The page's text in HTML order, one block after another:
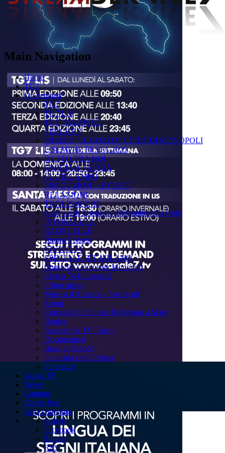
Main Navigation
Home
TG7
On demand
TG7
TG7 LIS
TG7 TARANTO
PERCHÉ ?
PREMIO "IL GOZZO" CITTÀ DI MONOPOLI
È SEMPRE FESTA 2025
DETTO TRA NOI
FACCIA A FACCIA
FUORICAMPO
PRODUZIONI - EVENTI
RELAZIONI
TG7 LIS SPORT
Sulla via di Emmaus - Domande sulla Fede
INFOSALUTE
RADIO ELLE
Buona Visione
CIVICO 74
SPECIALE BIT MILANO
Consiglio Comunale Monopoli
Civico 74 Edizione 2
Primo piano
Musica d'Attracco - Spettacoli
Zoom
Consiglio Comunale Polignano a Mare
Replay
Accademia TV Talent
Documentari
Back to School
In cucina con Cristina
Pubblicità
Guida TV
News
Contatti
Dirette live
Area copertura
Search
Facebook
Twitter
RSS